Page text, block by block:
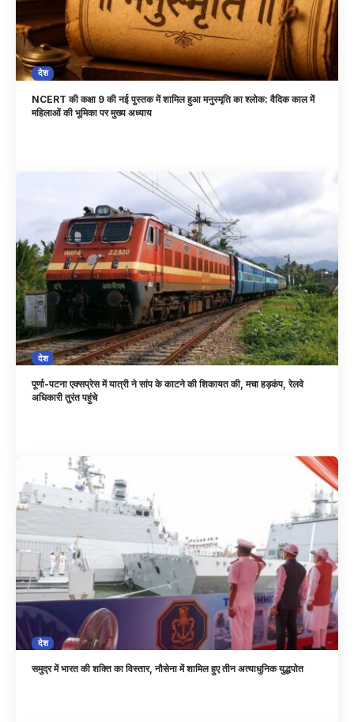
देश
NCERT की कक्षा 9 की नई पुस्तक में शामिल हुआ मनुस्मृति का श्लोक: वैदिक काल में
महिलाओं की भूमिका पर मुख्य अध्याय
देश
पूर्णा-पटना एक्सप्रेस में यात्री ने सांप के काटने की शिकायत की, मचा हड़कंप, रेलवे
अधिकारी तुरंत पहुंचे
देश
समुद्र में भारत की शक्ति का विस्तार, नौसेना में शामिल हुए तीन अत्याधुनिक युद्धपोत